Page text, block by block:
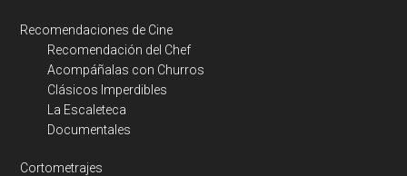
Recomendaciones de Cine
Recomendación del Chef
Acompáñalas con Churros
Clásicos Imperdibles
La Escaleteca
Documentales
Cortometrajes